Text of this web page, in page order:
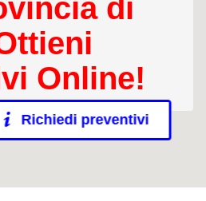
di
Online!
Richiedi preventivi